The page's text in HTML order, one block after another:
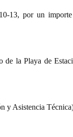
13, por un
de la Playa de
y Asistencia